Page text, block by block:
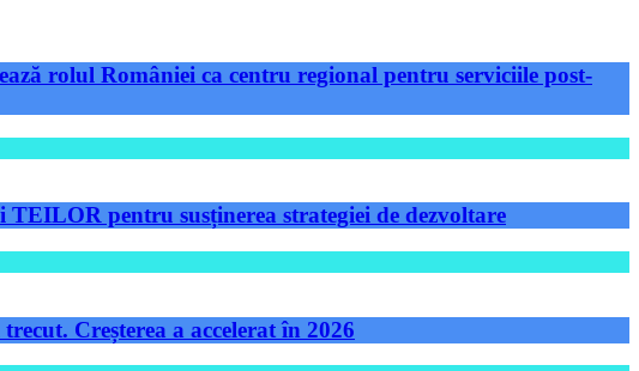
rolul României ca centru regional pentru serviciile post-
pentru susținerea strategiei de dezvoltare
Creșterea a accelerat în 2026